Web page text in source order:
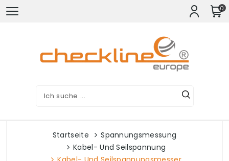
0
Startseite
Spannungsmessung
Kabel- Und Seilspannung